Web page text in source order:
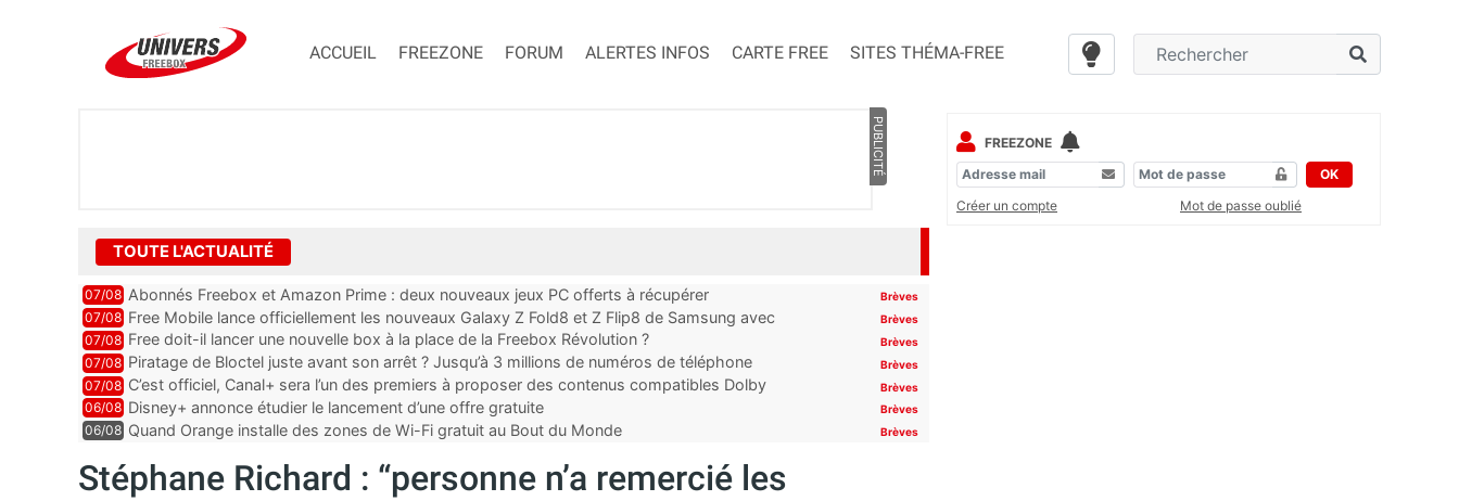
ACCUEIL FREEZONE FORUM ALERTES INFOS CARTE FREE SITES THÉMA-FREE
PUBLICITÉ
TOUTE L'ACTUALITÉ
07/08 Abonnés Freebox et Amazon Prime : deux nouveaux jeux PC offerts à récupérer Brèves
07/08 Free Mobile lance officiellement les nouveaux Galaxy Z Fold8 et Z Flip8 de Samsung avec
des promos et des cadeaux
Brèves
07/08 Free doit-il lancer une nouvelle box à la place de la Freebox Révolution ? Brèves
07/08 Piratage de Bloctel juste avant son arrêt ? Jusqu’à 3 millions de numéros de téléphone
auraient fuité
Brèves
07/08 C’est officiel, Canal+ sera l’un des premiers à proposer des contenus compatibles Dolby
Vision 2
Brèves
06/08 Disney+ annonce étudier le lancement d’une offre gratuite Brèves
06/08 Quand Orange installe des zones de Wi-Fi gratuit au Bout du Monde Brèves
Stéphane Richard : “personne n’a remercié les
FREEZONE
OK
Créer un compte
Mot de passe oublié